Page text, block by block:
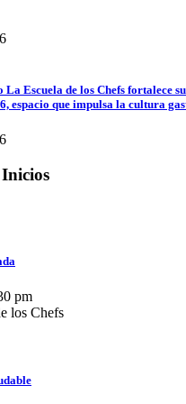
Escuela de los Chefs fortalece
espacio que impulsa la cultura
pm
los Chefs